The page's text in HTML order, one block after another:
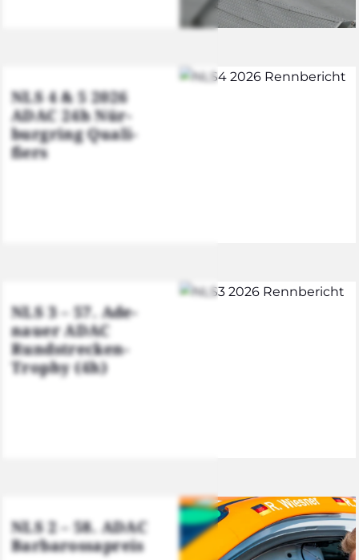
NLS 4 & 5 2026
ADAC 24h Nür­
burg­ring Qua­li­
fiers
NLS 3 – 57. Ade­
nau­er ADAC
Rund­stre­cken-
Tro­phy (4h)
NLS 2 – 58. ADAC
Bar­ba­ros­sa­preis